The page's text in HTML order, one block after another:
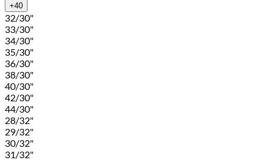
+40
32/30"
33/30"
34/30"
35/30"
36/30"
38/30"
40/30"
42/30"
44/30"
28/32"
29/32"
30/32"
31/32"